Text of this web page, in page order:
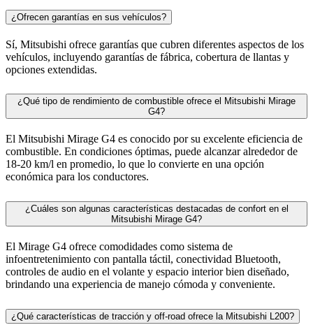
¿Ofrecen garantías en sus vehículos?
Sí, Mitsubishi ofrece garantías que cubren diferentes aspectos de los
vehículos, incluyendo garantías de fábrica, cobertura de llantas y
opciones extendidas.
¿Qué tipo de rendimiento de combustible ofrece el Mitsubishi Mirage
G4?
El Mitsubishi Mirage G4 es conocido por su excelente eficiencia de
combustible. En condiciones óptimas, puede alcanzar alrededor de
18-20 km/l en promedio, lo que lo convierte en una opción
económica para los conductores.
¿Cuáles son algunas características destacadas de confort en el
Mitsubishi Mirage G4?
El Mirage G4 ofrece comodidades como sistema de
infoentretenimiento con pantalla táctil, conectividad Bluetooth,
controles de audio en el volante y espacio interior bien diseñado,
brindando una experiencia de manejo cómoda y conveniente.
¿Qué características de tracción y off-road ofrece la Mitsubishi L200?